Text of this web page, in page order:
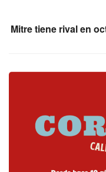
Mitre tiene rival en